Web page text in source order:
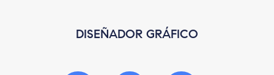
DISEÑADOR GRÁFICO